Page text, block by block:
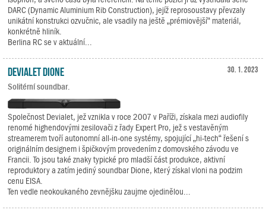
DARC (Dynamic Aluminium Rib Construction), jejíž reprosoustavy převzaly
unikátní konstrukci ozvučnic, ale vsadily na ještě „prémiovější“ materiál,
konkrétně hliník.
Berlina RC se v aktuální...
30. 1. 2023
Devialet Dione
Solitérní soundbar.
Společnost Devialet, jež vznikla v roce 2007 v Paříži, získala mezi audiofily
renomé highendovými zesilovači z řady Expert Pro, jež s vestavěným
streamerem tvoří autonomní all-in-one systémy, spojující „hi-tech“ řešení s
originálním designem i špičkovým provedením z domovského závodu ve
Francii. To jsou také znaky typické pro mladší část produkce, aktivní
reproduktory a zatím jediný soundbar Dione, který získal vloni na podzim
cenu EISA.
Ten vedle neokoukaného zevnějšku zaujme ojedinělou...